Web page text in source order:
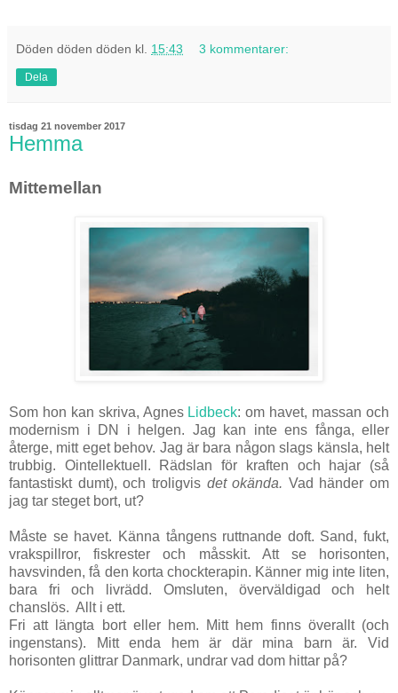
Döden döden döden kl. 15:43 3 kommentarer:
Dela
tisdag 21 november 2017
Hemma
Mittemellan
Som hon kan skriva, Agnes Lidbeck: om havet, massan och
modernism i DN i helgen. Jag kan inte ens fånga, eller
återge, mitt eget behov. Jag är bara någon slags känsla, helt
trubbig. Ointellektuell. Rädslan för kraften och hajar (så
fantastiskt dumt), och troligvis det okända. Vad händer om
jag tar steget bort, ut?
Måste se havet. Känna tångens ruttnande doft. Sand, fukt,
vrakspillror, fiskrester och måsskit. Att se horisonten,
havsvinden, få den korta chockterapin. Känner mig inte liten,
bara fri och livrädd. Omsluten, överväldigad och helt
chanslös. Allt i ett.
Fri att längta bort eller hem. Mitt hem finns överallt (och
ingenstans). Mitt enda hem är där mina barn är. Vid
horisonten glittrar Danmark, undrar vad dom hittar på?